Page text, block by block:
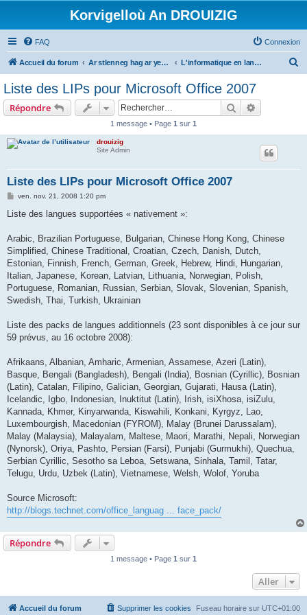
Korvigelloù An DROUIZIG
FAQ Connexion
Accueil du forum Ar stlenneg hag ar yezhoù bihan er bed a-bezh L'informatique en langues régionales et minoritaires
Liste des LIPs pour Microsoft Office 2007
Répondre Rechercher
1 message • Page 1 sur 1
drouizig
Site Admin
Liste des LIPs pour Microsoft Office 2007
M
s
g
ven. nov. 21, 2008 1:20 pm
Liste des langues supportées « nativement »:
Arabic, Brazilian Portuguese, Bulgarian, Chinese Hong Kong, Chinese
Simplified, Chinese Traditional, Croatian, Czech, Danish, Dutch,
Estonian, Finnish, French, German, Greek, Hebrew, Hindi, Hungarian,
Italian, Japanese, Korean, Latvian, Lithuania, Norwegian, Polish,
Portuguese, Romanian, Russian, Serbian, Slovak, Slovenian, Spanish,
Swedish, Thai, Turkish, Ukrainian
Liste des packs de langues additionnels (23 sont disponibles à ce jour sur
59 prévus, au 16 octobre 2008):
Afrikaans, Albanian, Amharic, Armenian, Assamese, Azeri (Latin),
Basque, Bengali (Bangladesh), Bengali (India), Bosnian (Cyrillic), Bosnian
(Latin), Catalan, Filipino, Galician, Georgian, Gujarati, Hausa (Latin),
Icelandic, Igbo, Indonesian, Inuktitut (Latin), Irish, isiXhosa, isiZulu,
Kannada, Khmer, Kinyarwanda, Kiswahili, Konkani, Kyrgyz, Lao,
Luxembourgish, Macedonian (FYROM), Malay (Brunei Darussalam),
Malay (Malaysia), Malayalam, Maltese, Maori, Marathi, Nepali, Norwegian
(Nynorsk), Oriya, Pashto, Persian (Farsi), Punjabi (Gurmukhi), Quechua,
Serbian Cyrillic, Sesotho sa Leboa, Setswana, Sinhala, Tamil, Tatar,
Telugu, Urdu, Uzbek (Latin), Vietnamese, Welsh, Wolof, Yoruba
Source Microsoft:
http://blogs.technet.com/office_languag ... face_pack/
Répondre
1 message • Page 1 sur 1
Aller
Accueil du forum Fuseau horaire sur UTC+01:00
Supprimer les cookies